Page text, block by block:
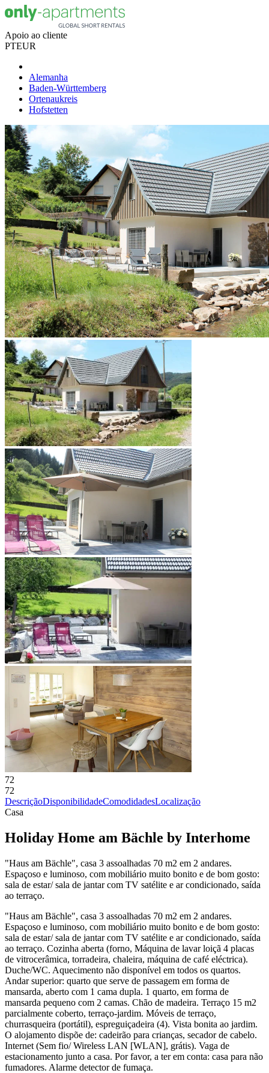
Apoio ao cliente
PTEUR
Alemanha
Baden-Württemberg
Ortenaukreis
Hofstetten
72
72
DescriçãoDisponibilidadeComodidadesLocalização
Casa
Holiday Home am Bächle by Interhome
"Haus am Bächle", casa 3 assoalhadas 70 m2 em 2 andares.
Espaçoso e luminoso, com mobiliário muito bonito e de bom gosto:
sala de estar/ sala de jantar com TV satélite e ar condicionado, saída
ao terraço.
"Haus am Bächle", casa 3 assoalhadas 70 m2 em 2 andares.
Espaçoso e luminoso, com mobiliário muito bonito e de bom gosto:
sala de estar/ sala de jantar com TV satélite e ar condicionado, saída
ao terraço. Cozinha aberta (forno, Máquina de lavar loiçã 4 placas
de vitrocerâmica, torradeira, chaleira, máquina de café eléctrica).
Duche/WC. Aquecimento não disponível em todos os quartos.
Andar superior: quarto que serve de passagem em forma de
mansarda, aberto com 1 cama dupla. 1 quarto, em forma de
mansarda pequeno com 2 camas. Chão de madeira. Terraço 15 m2
parcialmente coberto, terraço-jardim. Móveis de terraço,
churrasqueira (portátil), espreguiçadeira (4). Vista bonita ao jardim.
O alojamento dispõe de: cadeirão para crianças, secador de cabelo.
Internet (Sem fio/ Wireless LAN [WLAN], grátis). Vaga de
estacionamento junto a casa. Por favor, a ter em conta: casa para não
fumadores. Alarme detector de fumaça.